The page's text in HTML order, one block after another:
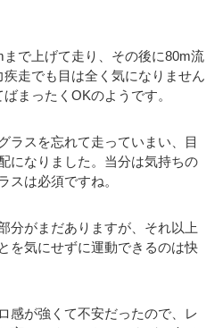
で上げて走り、その後に80m流
走でも目は全く気になりません
まったくOKのようです。
ラスを忘れて走っていまい、目
になりました。当分は気持ちの
スは必須ですね。
分がまだありますが、それ以上
を気にせずに運動できるのは快
感が強くて不安だったので、レ